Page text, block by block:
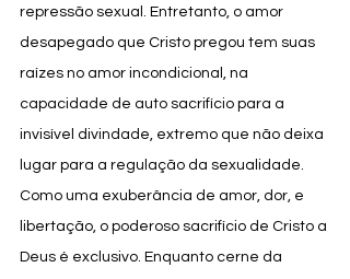
repressão sexual. Entretanto, o amor
desapegado que Cristo pregou tem suas
raízes no amor incondicional, na
capacidade de auto sacrifício para a
invisível divindade, extremo que não deixa
lugar para a regulação da sexualidade.
Como uma exuberância de amor, dor, e
libertação, o poderoso sacrifício de Cristo a
Deus é exclusivo. Enquanto cerne da